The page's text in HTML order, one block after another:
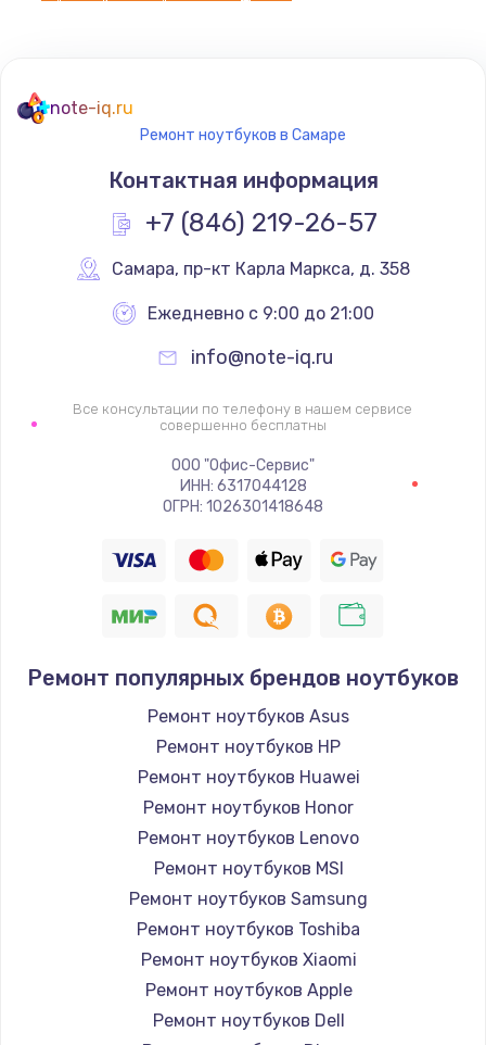
note-iq.ru
Ремонт ноутбуков в Самаре
Контактная информация
+7 (846) 219-26-57
Самара, пр-кт Карла Маркса, д. 358
Ежедневно с 9:00 до 21:00
info@note-iq.ru
Все консультации по телефону в нашем сервисе
совершенно бесплатны
ООО "Офис-Сервис"
ИНН: 6317044128
ОГРН: 1026301418648
Ремонт популярных брендов ноутбуков
Ремонт ноутбуков Asus
Ремонт ноутбуков HP
Ремонт ноутбуков Huawei
Ремонт ноутбуков Honor
Ремонт ноутбуков Lenovo
Ремонт ноутбуков MSI
Ремонт ноутбуков Samsung
Ремонт ноутбуков Toshiba
Ремонт ноутбуков Xiaomi
Ремонт ноутбуков Apple
Ремонт ноутбуков Dell